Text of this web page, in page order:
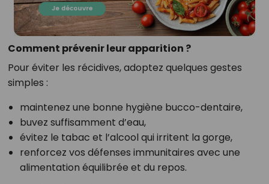
Comment prévenir leur apparition ?
Pour éviter les récidives, adoptez quelques gestes
simples :
maintenez une bonne hygiène bucco-dentaire,
buvez suffisamment d’eau,
évitez le tabac et l’alcool qui irritent la gorge,
renforcez vos défenses immunitaires avec une
alimentation équilibrée et du repos.